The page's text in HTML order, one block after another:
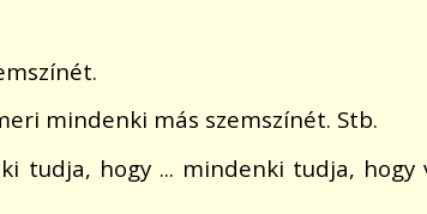
mindenki más szemszínét. Stb.
hogy ... mindenki tudja,